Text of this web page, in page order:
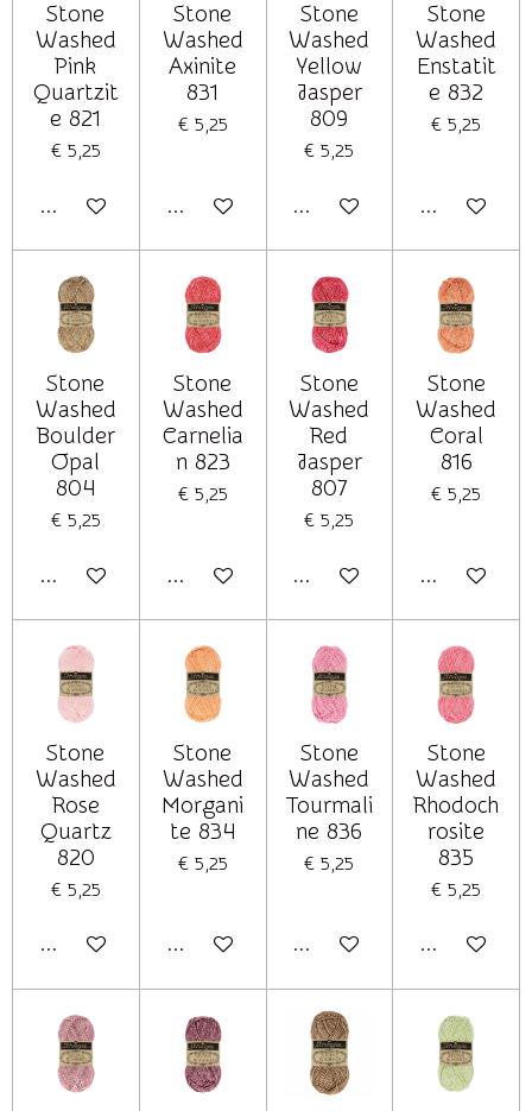
Stone
Washed
Pink
Quartzit
e 821
€ 5,25
In winkelwagen
Stone
Washed
Axinite
831
€ 5,25
In winkelwagen
Stone
Washed
Yellow
Jasper
809
€ 5,25
In winkelwagen
Stone
Washed
Enstatit
e 832
€ 5,25
Houd mij op
Stone
Washed
Boulder
Opal
804
€ 5,25
In winkelwagen
Stone
Washed
Carnelia
n 823
€ 5,25
In winkelwagen
Stone
Washed
Red
Jasper
807
€ 5,25
In winkelwagen
Stone
Washed
Coral
816
€ 5,25
In
Stone
Washed
Rose
Quartz
820
€ 5,25
In winkelwagen
Stone
Washed
Morgani
te 834
€ 5,25
In winkelwagen
Stone
Washed
Tourmali
ne 836
€ 5,25
In winkelwagen
Stone
Washed
Rhodoch
rosite
835
€ 5,25
In